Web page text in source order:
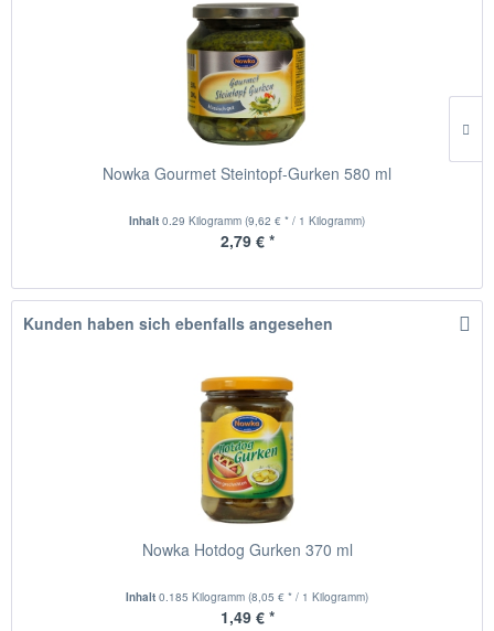
Nowka Gourmet Steintopf-Gurken 580 ml
Inhalt 0.29 Kilogramm (9,62 € * / 1 Kilogramm)
2,79 € *
Kunden haben sich ebenfalls angesehen
Nowka Hotdog Gurken 370 ml
Inhalt 0.185 Kilogramm (8,05 € * / 1 Kilogramm)
1,49 € *